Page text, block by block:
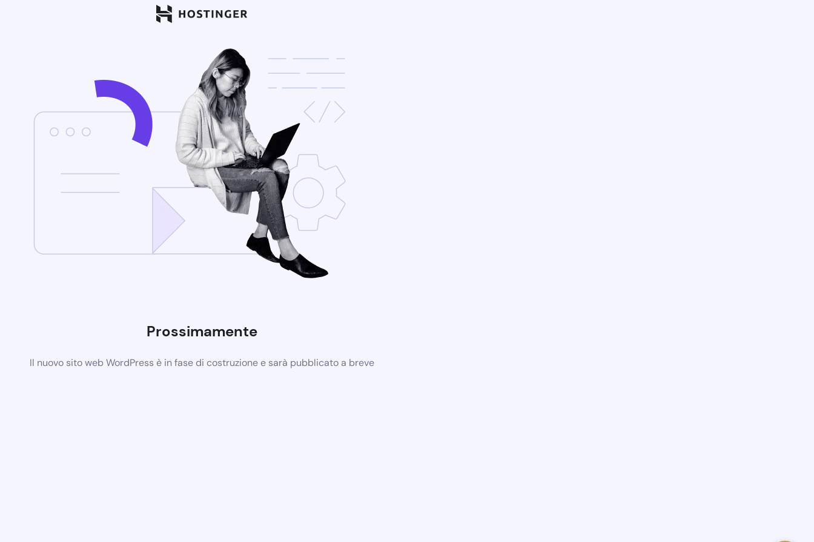
Prossimamente
Il nuovo sito web WordPress è in fase di costruzione e sarà pubblicato a breve